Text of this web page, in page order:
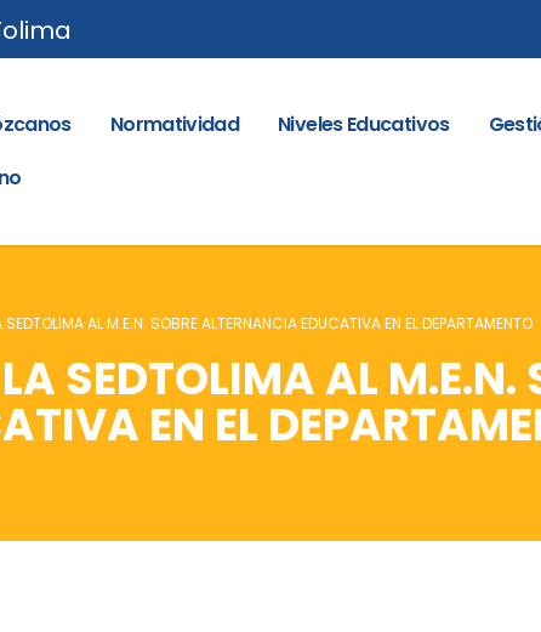
Normatividad Niveles Educativos
AL M.E.N. SOBRE ALTERNANCIA EDUCATIVA EN EL DEPARTAMENTO
SEDTOLIMA AL M.E.N.
EN EL